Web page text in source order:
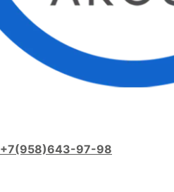
+7(958)643-97-98